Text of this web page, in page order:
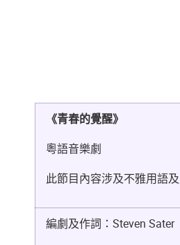
《青春的覺醒》
粵語音樂劇
此節目內容涉及不雅用語
編劇及作詞：Steven Sater